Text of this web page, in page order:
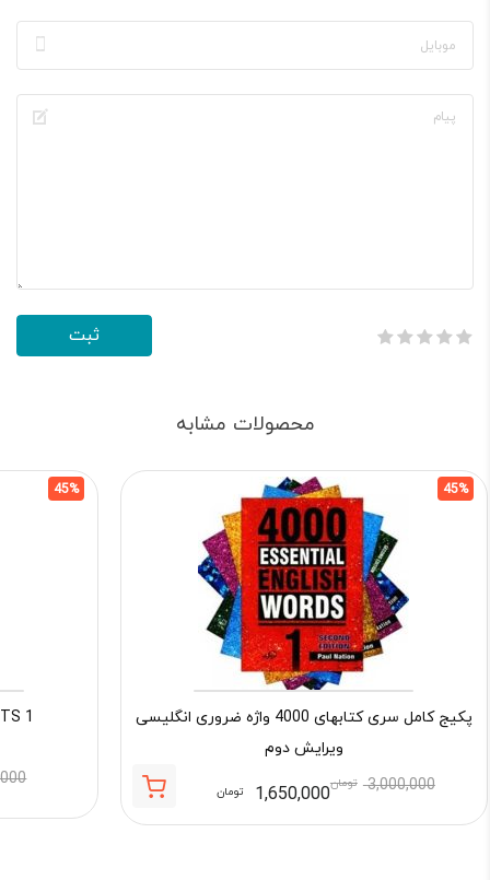
محصولات مشابه
45%
پکیج کامل سری کتابهای 4000 واژه ضروری انگلیسی
ویرایش دوم
3,000,000 تومان1,650,000 تومان
45%
1